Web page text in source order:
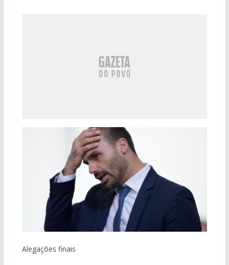
Alegações finais